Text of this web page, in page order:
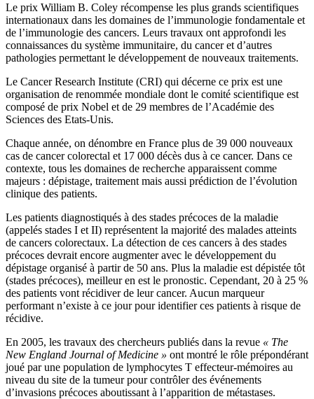
Le prix William B. Coley récompense les plus grands scientifiques
internationaux dans les domaines de l’immunologie fondamentale et
de l’immunologie des cancers. Leurs travaux ont approfondi les
connaissances du système immunitaire, du cancer et d’autres
pathologies permettant le développement de nouveaux traitements.
Le Cancer Research Institute (CRI) qui décerne ce prix est une
organisation de renommée mondiale dont le comité scientifique est
composé de prix Nobel et de 29 membres de l’Académie des
Sciences des Etats-Unis.
Chaque année, on dénombre en France plus de 39 000 nouveaux
cas de cancer colorectal et 17 000 décès dus à ce cancer. Dans ce
contexte, tous les domaines de recherche apparaissent comme
majeurs : dépistage, traitement mais aussi prédiction de l’évolution
clinique des patients.
Les patients diagnostiqués à des stades précoces de la maladie
(appelés stades I et II) représentent la majorité des malades atteints
de cancers colorectaux. La détection de ces cancers à des stades
précoces devrait encore augmenter avec le développement du
dépistage organisé à partir de 50 ans. Plus la maladie est dépistée tôt
(stades précoces), meilleur en est le pronostic. Cependant, 20 à 25 %
des patients vont récidiver de leur cancer. Aucun marqueur
performant n’existe à ce jour pour identifier ces patients à risque de
récidive.
En 2005, les travaux des chercheurs publiés dans la revue « The
New England Journal of Medicine » ont montré le rôle prépondérant
joué par une population de lymphocytes T effecteur-mémoires au
niveau du site de la tumeur pour contrôler des événements
d’invasions précoces aboutissant à l’apparition de métastases.